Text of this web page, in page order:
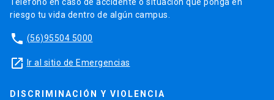
Teléfono en caso de accidente o situación que ponga en
riesgo tu vida dentro de algún campus.
phone (56)95504 5000
launch Ir al sitio de Emergencias
DISCRIMINACIÓN Y VIOLENCIA